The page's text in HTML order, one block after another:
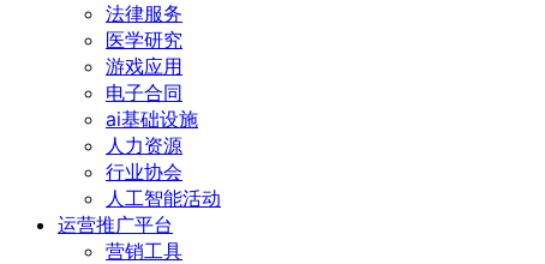
法律服务
医学研究
游戏应用
电子合同
ai基础设施
人力资源
行业协会
人工智能活动
运营推广平台
营销工具